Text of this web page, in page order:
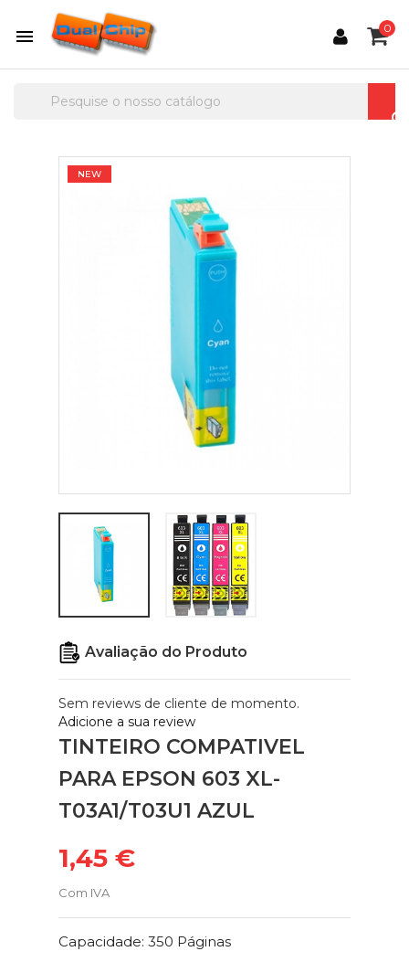
 0
NEW
Avaliação do Produto
Sem reviews de cliente de momento.
Adicione a sua review
TINTEIRO COMPATIVEL
PARA EPSON 603 XL-
T03A1/T03U1 AZUL
1,45 €
Com IVA
Capacidade: 350 Páginas